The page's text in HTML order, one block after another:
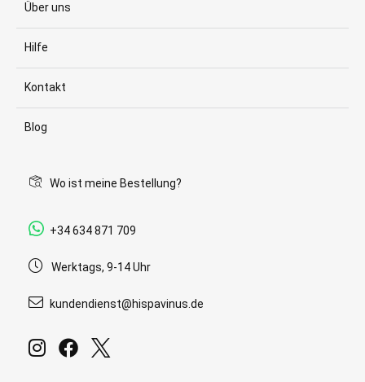
Über uns
Hilfe
Kontakt
Blog
Wo ist meine Bestellung?
+34 634 871 709
Werktags, 9-14 Uhr
kundendienst@hispavinus.de